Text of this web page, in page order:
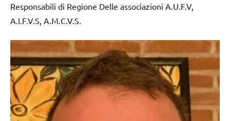
Responsabili di Regione Delle associazioni A.U.F.V,
A.I.F.V.S, A.M.C.V.S.